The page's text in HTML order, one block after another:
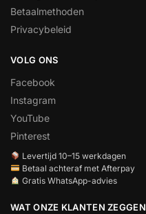
Betaalmethoden
Privacybeleid
VOLG ONS
Facebook
Instagram
YouTube
Pinterest
Levertijd 10–15 werkdagen
Betaal achteraf met Afterpay
Gratis WhatsApp-advies
WAT ONZE KLANTEN ZEGGEN